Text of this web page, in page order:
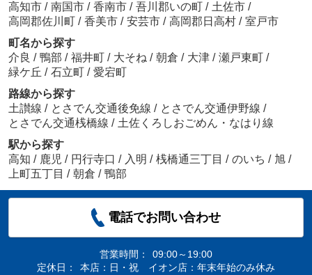
高知市 / 南国市 / 香南市 / 吾川郡いの町 / 土佐市 /
高岡郡佐川町 / 香美市 / 安芸市 / 高岡郡日高村 / 室戸市
町名から探す
介良 / 鴨部 / 福井町 / 大そね / 朝倉 / 大津 / 瀬戸東町 /
緑ケ丘 / 石立町 / 愛宕町
路線から探す
土讃線 / とさでん交通後免線 / とさでん交通伊野線 /
とさでん交通桟橋線 / 土佐くろしおごめん・なはり線
駅から探す
高知 / 鹿児 / 円行寺口 / 入明 / 桟橋通三丁目 / のいち / 旭 /
上町五丁目 / 朝倉 / 鴨部
電話でお問い合わせ
営業時間：
09:00～19:00
定休日：
本店：日・祝 イオン店：年末年始のみ休み